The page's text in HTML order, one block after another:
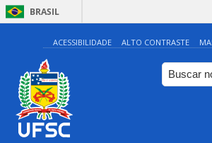
BRASIL
ACESSIBILIDADE ALTO CONTRASTE